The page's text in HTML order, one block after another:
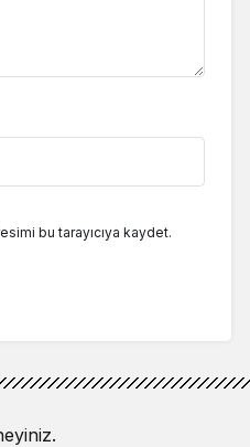
bu tarayıcıya kaydet.